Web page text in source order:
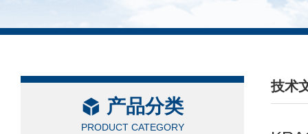
产品分类
PRODUCT CATEGORY
技术
/